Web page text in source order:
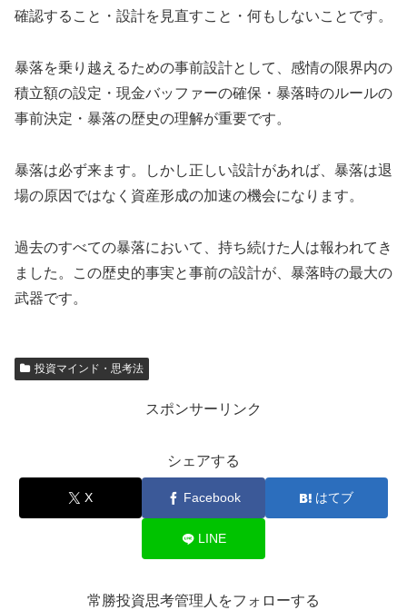
確認すること・設計を見直すこと・何もしないことです。
暴落を乗り越えるための事前設計として、感情の限界内の
積立額の設定・現金バッファーの確保・暴落時のルールの
事前決定・暴落の歴史の理解が重要です。
暴落は必ず来ます。しかし正しい設計があれば、暴落は退
場の原因ではなく資産形成の加速の機会になります。
過去のすべての暴落において、持ち続けた人は報われてき
ました。この歴史的事実と事前の設計が、暴落時の最大の
武器です。
投資マインド・思考法
スポンサーリンク
シェアする
X Facebook はてブ
LINE
常勝投資思考管理人をフォローする